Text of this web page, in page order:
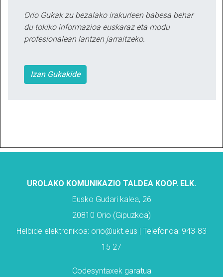
Orio Gukak zu bezalako irakurleen babesa behar
du tokiko informazioa euskaraz eta modu
profesionalean lantzen jarraitzeko.
Izan Gukakide
UROLAKO KOMUNIKAZIO TALDEA KOOP. ELK.
Eusko Gudari kalea, 26
20810 Orio (Gipuzkoa)
Helbide elektronikoa: orio@ukt.eus | Telefonoa: 943-83
15 27
Codesyntaxek garatua